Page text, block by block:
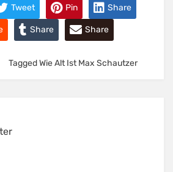
Tweet Pin Share
Share Share
TaggedWie Alt Ist Max Schautzer